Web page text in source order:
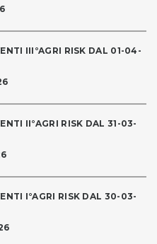
III°AGRI RISK DAL 01-04-
II°AGRI RISK DAL 31-03-
I°AGRI RISK DAL 30-03-